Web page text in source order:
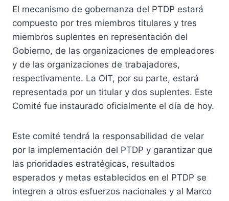
El mecanismo de gobernanza del PTDP estará
compuesto por tres miembros titulares y tres
miembros suplentes en representación del
Gobierno, de las organizaciones de empleadores
y de las organizaciones de trabajadores,
respectivamente. La OIT, por su parte, estará
representada por un titular y dos suplentes. Este
Comité fue instaurado oficialmente el día de hoy.
Este comité tendrá la responsabilidad de velar
por la implementación del PTDP y garantizar que
las prioridades estratégicas, resultados
esperados y metas establecidos en el PTDP se
integren a otros esfuerzos nacionales y al Marco